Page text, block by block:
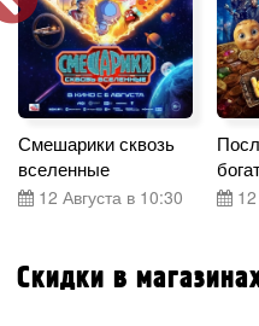
Смешарики сквозь
вселенные
12 Августа в 10:30
Скидки в